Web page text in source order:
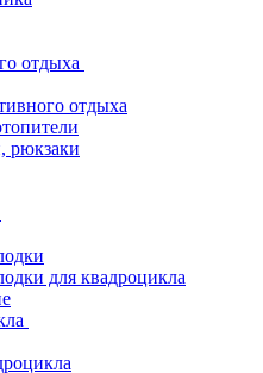
отдыха
отдыха
рюкзаки
для квадроцикла